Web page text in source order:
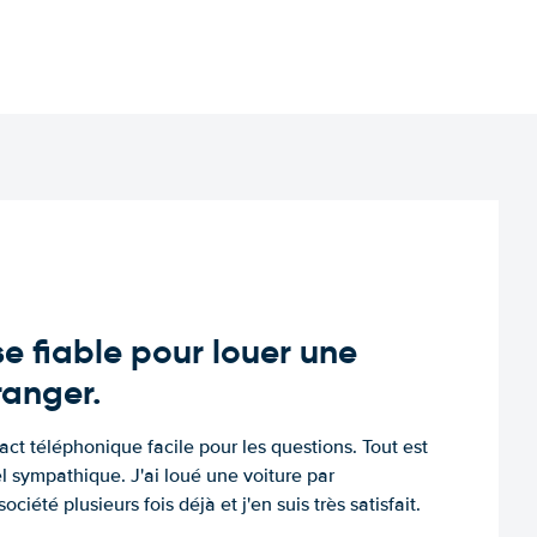
fiable pour louer une
téléphonique facile pour les questions. Tout est
sympathique. J'ai loué une voiture par
plusieurs fois déjà et j'en suis très satisfait.